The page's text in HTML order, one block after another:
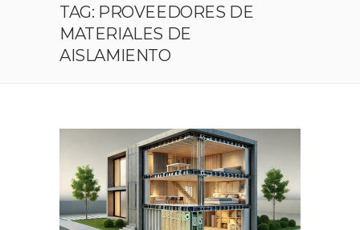
TAG: PROVEEDORES DE
MATERIALES DE
AISLAMIENTO